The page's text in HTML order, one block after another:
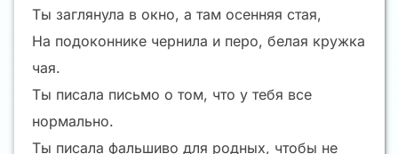
Ты заглянула в окно, а там осенняя стая,
На подоконнике чернила и перо, белая кружка
чая.
Ты писала письмо о том, что у тебя все
нормально.
Ты писала фальшиво для родных, чтобы не